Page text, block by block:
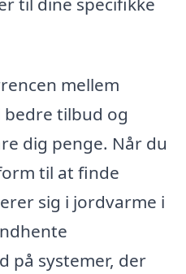
mellem
tilbud og
dig penge. Når du
til at finde
sig i jordvarme i
på systemer, der